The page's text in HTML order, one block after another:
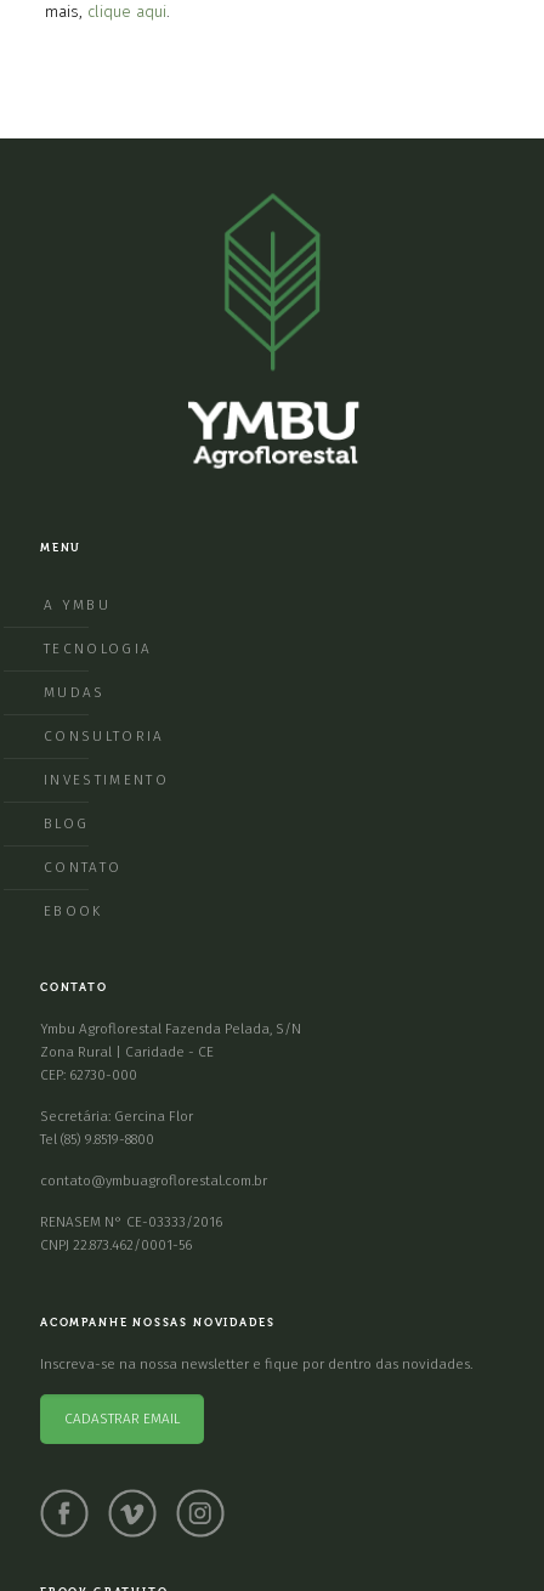
mais, clique aqui.
MENU
A YMBU
TECNOLOGIA
MUDAS
CONSULTORIA
INVESTIMENTO
BLOG
CONTATO
EBOOK
CONTATO
Ymbu Agroflorestal Fazenda Pelada, S/N
Zona Rural | Caridade - CE
CEP: 62730-000
Secretária: Gercina Flor
Tel (85) 9.8519-8800
contato@ymbuagroflorestal.com.br
RENASEM N° CE-03333/2016
CNPJ 22.873.462/0001-56
ACOMPANHE NOSSAS NOVIDADES
Inscreva-se na nossa newsletter e fique por dentro das novidades.
CADASTRAR EMAIL